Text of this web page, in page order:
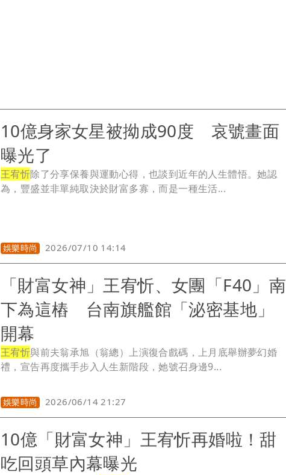
10億身家女星被拗成90度 哀號畫面
曝光了
王宥忻除了分享保養與運動心得，也談到近年的人生體悟。她認
為，豐盛並非單純取決於財富多寡，而是一種生活...
娛樂時尚 2026/07/10 14:14
「財富女神」王宥忻、女團「F40」南
下為這樁 台南旗艦館「泌密基地」
開幕
王宥忻與前夫翁承旭（翁總）上演復合戲碼，上月底舉辦夢幻婚
禮，宣告再度攜手步入人生新階段，她號召身邊9...
娛樂時尚 2026/06/14 21:27
10億「財富女神」王宥忻再婚啦！甜
吃回頭草內幕曝光